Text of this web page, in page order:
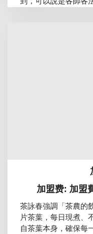
加盟费: 加盟
茶詠春強調「茶農的
片茶葉，每日現煮、
自茶葉本身，確保每